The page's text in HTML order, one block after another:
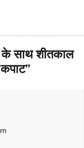
के साथ शीतकाल
”